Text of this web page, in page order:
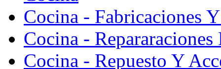
Cocina - Fabricaciones
Cocina - Repararaciones
Cocina - Repuesto Y